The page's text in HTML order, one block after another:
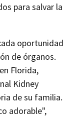
para salvar la
oportunidad
de órganos.
Florida,
Kidney
de su familia.
adorable",